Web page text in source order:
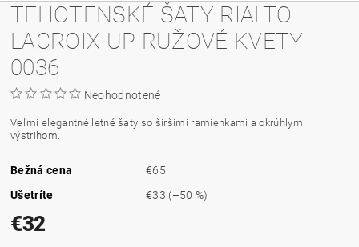
TEHOTENSKÉ ŠATY RIALTO
LACROIX-UP RUŽOVÉ KVETY
0036
Neohodnotené
Veľmi elegantné letné šaty so širšími ramienkami a okrúhlym
výstrihom.
Bežná cena
€65
Ušetríte
€33 (–50 %)
€32